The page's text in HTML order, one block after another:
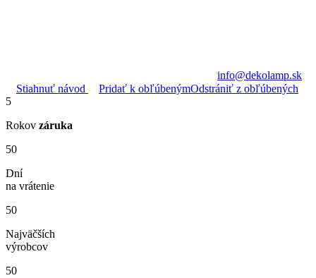
info@dekolamp.sk
Stiahnuť návod
Pridať k obľúbenýmOdstrániť z obľúbených
5
Rokov záruka
50
Dní
na vrátenie
50
Najväčších
výrobcov
50